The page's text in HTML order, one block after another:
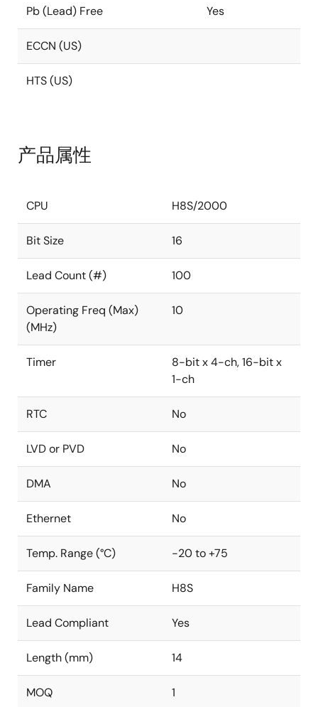
Pb (Lead) Free Yes
ECCN (US)
HTS (US)
产品属性
CPU H8S/2000
Bit Size 16
Lead Count (#) 100
Operating Freq (Max)
(MHz)
10
Timer
8-bit x 4-ch, 16-bit x
1-ch
RTC No
LVD or PVD No
DMA No
Ethernet No
Temp. Range (°C) -20 to +75
Family Name H8S
Lead Compliant Yes
Length (mm) 14
MOQ 1